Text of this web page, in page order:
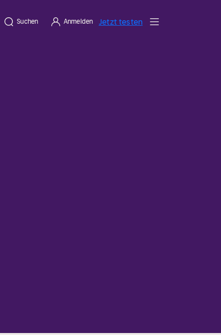
Suchen Anmelden Jetzt testen